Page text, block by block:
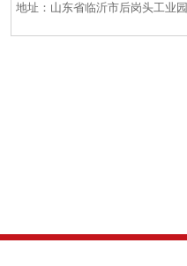
地址：山东省临沂市后岗头工业园